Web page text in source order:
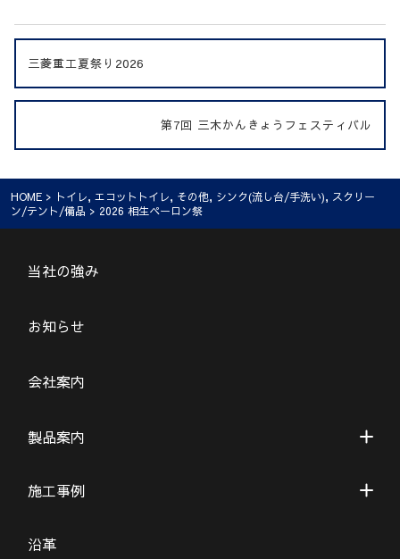
三菱重工夏祭り2026
第7回 三木かんきょうフェスティバル
HOME > トイレ, エコットトイレ, その他, シンク(流し台/手洗い), スクリー
ン/テント/備品 > 2026 相生ペーロン祭
当社の強み
お知らせ
会社案内
製品案内
施工事例
沿革